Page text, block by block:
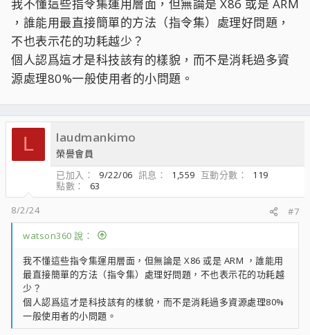
我不懂這些指令集運用層面，但無論是 X86 或是 ARM
，誰能用最直接簡單的方法（指令集）處理好問題，
不也表示花的功耗越少？
個人認爲這才是科技該有的樣貌，而不是消耗過多資
源處理80%一般使用者的小問題。
L laudmankimo
榮譽會員
已加入
9/22/06 訊息 1,559 互動分數
119
點數
63
8/2/24
#7
watson360 說：
我不懂這些指令集運用層面，但無論是 X86 或是 ARM ，誰能用
最直接簡單的方法（指令集）處理好問題，不也表示花的功耗越
少？
個人認爲這才是科技該有的樣貌，而不是消耗過多資源處理80%
一般使用者的小問題。